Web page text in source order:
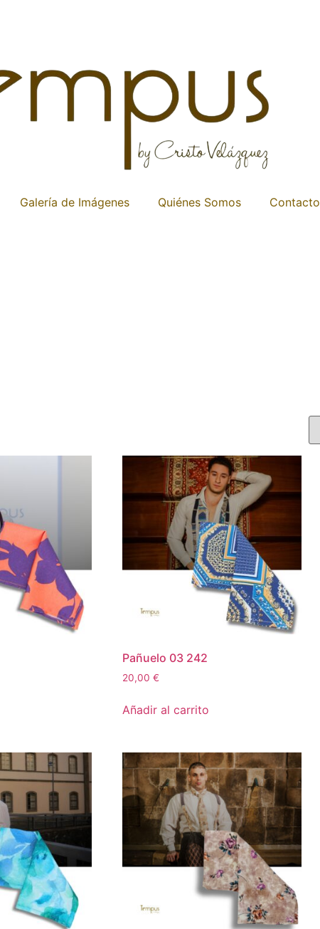
Galería de Imágenes Quiénes Somos Contacto
Pañuelo 03 242
20,00€
Añadir al carrito